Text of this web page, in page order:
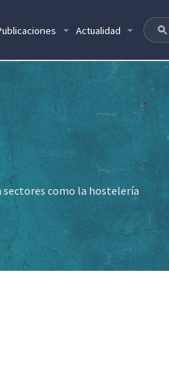
Actualidad
sectores como la hostelería